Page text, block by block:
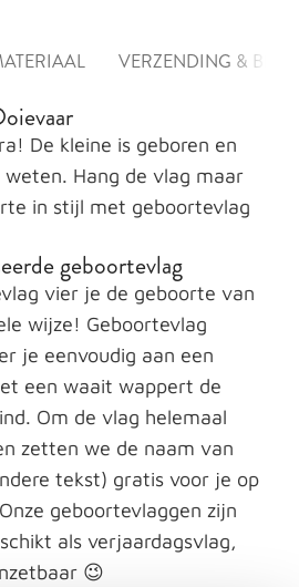
VERZENDING &
De kleine is geboren en
Hang de vlag maar
in stijl met geboortevlag
geboortevlag
vier je de geboorte van
wijze! Geboortevlag
je eenvoudig aan een
een waait wappert de
Om de vlag helemaal
zetten we de naam van
tekst) gratis voor je op
geboortevlaggen zijn
als verjaardagsvlag,
😉